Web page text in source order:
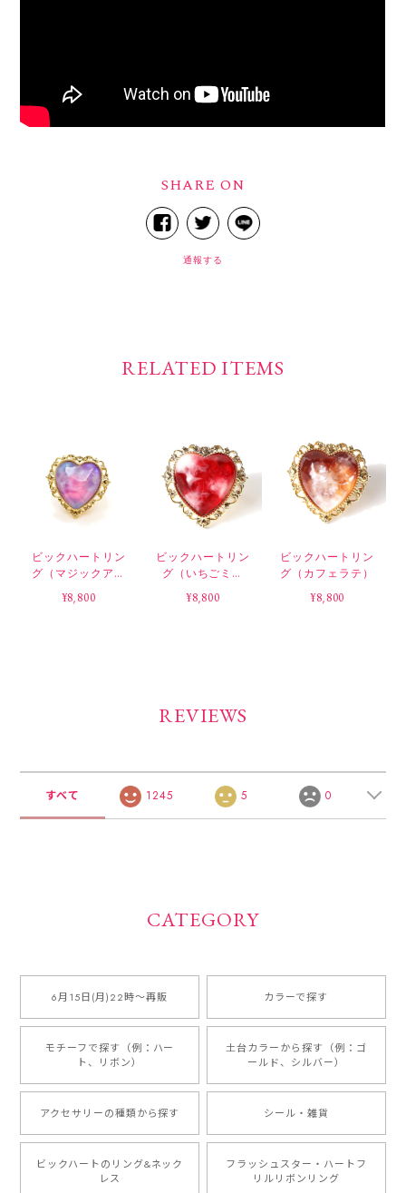
SHARE ON
通報する
RELATED ITEMS
ビックハートリン
グ（マジックアワ
ー）
¥8,800
ビックハートリン
グ（いちごミル
ク）
¥8,800
ビックハートリン
グ（カフェラテ）
¥8,800
REVIEWS
すべて 1245 5 0
CATEGORY
6月15日(月)22時〜再販 カラーで探す
モチーフで探す（例：ハー
ト、リボン）
土台カラーから探す（例：ゴ
ールド、シルバー）
アクセサリーの種類から探す シール・雑貨
ビックハートのリング&ネック
レス
フラッシュスター・ハートフ
リルリボンリング